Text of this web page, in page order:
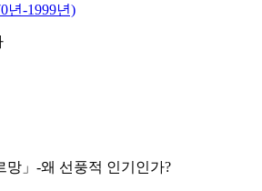
년-1999년)
망」-왜 선풍적 인기인가?